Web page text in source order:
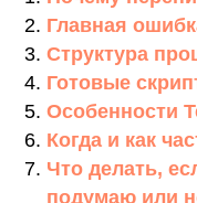
Главная
Структура
Готовые
Особенности
Когда и как
Что делать,
подумаю или